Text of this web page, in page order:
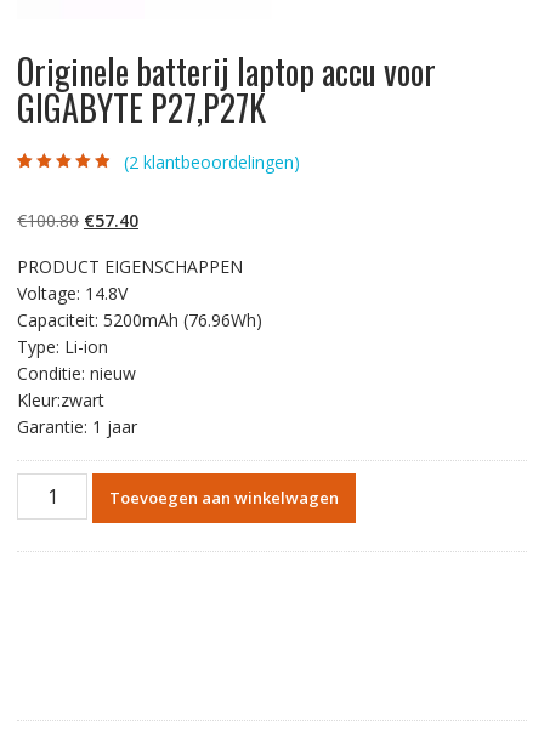
Originele batterij laptop accu voor
GIGABYTE P27,P27K
klantbeoordelin
(2klantbeoordelingen)
€100.80 Oorspronkelijke
was:
€100.80.
€57.40Huidige
is:
PRODUCT EIGENSCHAPPEN
Voltage: 14.8V
Capaciteit: 5200mAh (76.96Wh)
Type: Li-ion
Conditie: nieuw
Kleur:zwart
Garantie: 1 jaar
Originele
batterij
Toevoegen aan winkelwagen